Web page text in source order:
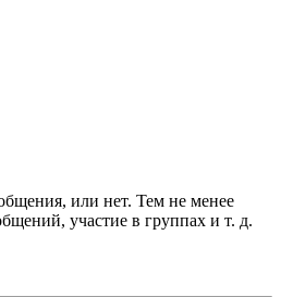
или нет. Тем не менее
участие в группах и т. д.